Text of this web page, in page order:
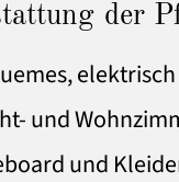
der
und
und